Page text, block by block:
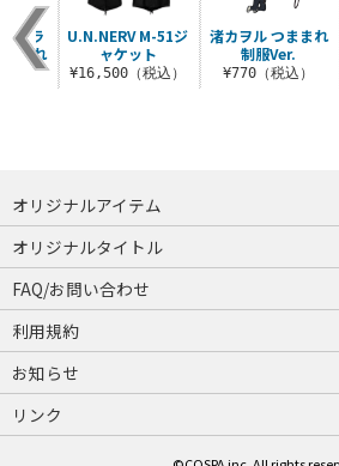
渚カヲル つままれ
制服Ver.
¥770（税込）
・ラ
まれ
込）
U.N.NERV M-51ジ
ャケット
¥16,500（税込）
オリジナルアイテム
つままれ
つかまれ
ピョコッテ
オリジナルタイトル
アイテムヤ
ミスカトニック大學購買部
FAQ/お問い合わせ
FAQ
お問い合わせ
利用規約
会員規約・ポイント規約
特定商取引法に関する表示
プライバシーポリシー
お知らせ
店舗情報
採用情報
発売日変更のお知らせ
販売代理店・取扱店募集
海外のご案内（English）
リンク